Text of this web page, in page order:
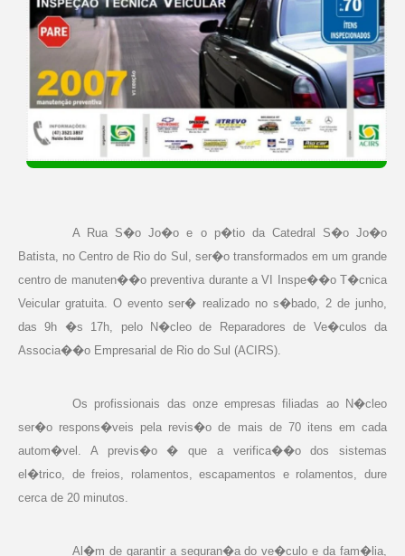
A Rua S�o Jo�o e o p�tio da Catedral S�o Jo�o
Batista, no Centro de Rio do Sul, ser�o transformados em um grande
centro de manuten��o preventiva durante a VI Inspe��o T�cnica
Veicular gratuita. O evento ser� realizado no s�bado, 2 de junho,
das 9h �s 17h, pelo N�cleo de Reparadores de Ve�culos da
Associa��o Empresarial de Rio do Sul (ACIRS).
Os profissionais das onze empresas filiadas ao N�cleo
ser�o respons�veis pela revis�o de mais de 70 itens em cada
autom�vel. A previs�o � que a verifica��o dos sistemas
el�trico, de freios, rolamentos, escapamentos e rolamentos, dure
cerca de 20 minutos.
Al�m de garantir a seguran�a do ve�culo e da fam�lia,